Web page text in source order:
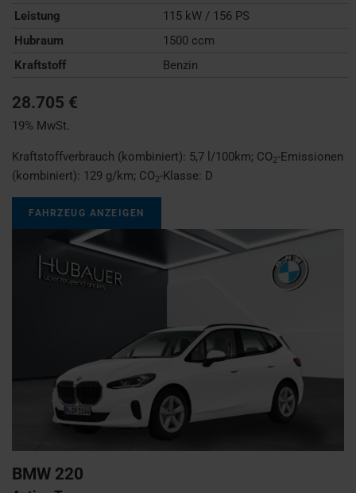
Leistung
115 kW / 156 PS
Hubraum
1500 ccm
Kraftstoff
Benzin
28.705 €
19% MwSt.
Kraftstoffverbrauch (kombiniert): 5,7 l/100km; CO2-Emissionen
(kombiniert): 129 g/km; CO2-Klasse: D
FAHRZEUG ANZEIGEN
BMW 220